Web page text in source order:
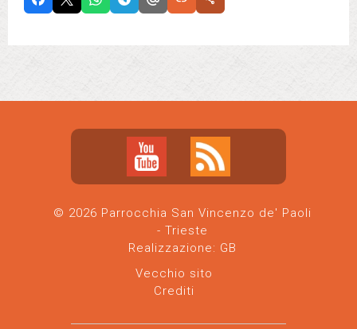
© 2026 Parrocchia San Vincenzo de' Paoli
- Trieste
Realizzazione: GB
Vecchio sito
Crediti